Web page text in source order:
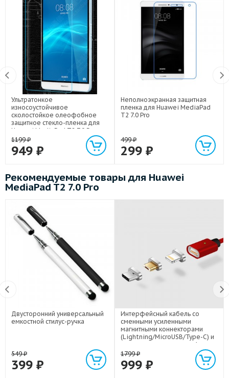
Ультратонкое
износоустойчивое
сколостойкое олеофобное
защитное стекло-пленка для
Huawei MediaPad T2 7.0 Pro
1199₽
949 ₽
Неполноэкранная защитная
пленка для Huawei MediaPad
T2 7.0 Pro
499₽
299 ₽
Рекомендуемые товары для Huawei
MediaPad T2 7.0 Pro
Двусторонний универсальный
емкостной стилус-ручка
549₽
399 ₽
Интерфейсный кабель со
сменными усиленными
магнитными коннекторами
(Lightning/MicroUSB/Type-C) и
световым индикатором 1м
1799₽
999 ₽